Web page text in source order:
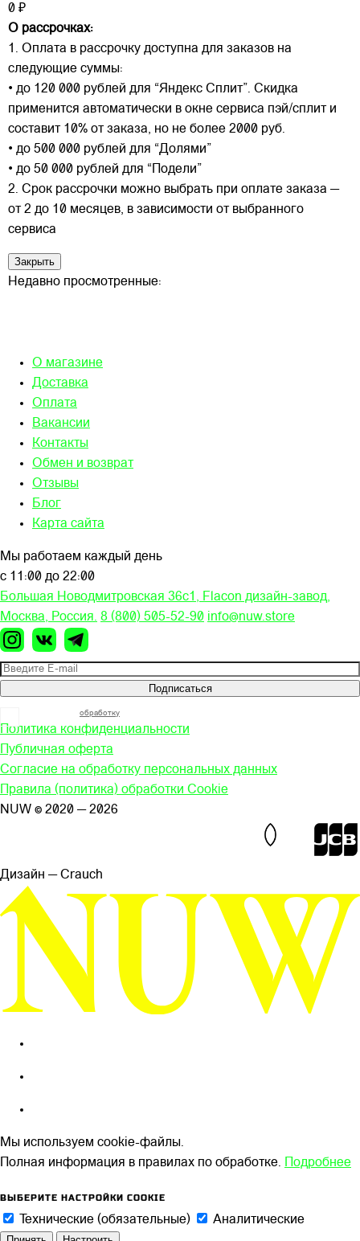
0 ₽
О рассрочках:
1. Оплата в рассрочку доступна для заказов на
следующие суммы:
• до 120 000 рублей для “Яндекс Сплит”. Скидка
применится автоматически в окне сервиса пэй/сплит и
составит 10% от заказа, но не более 2000 руб.
• до 500 000 рублей для “Долями”
• до 50 000 рублей для “Подели”
2. Срок рассрочки можно выбрать при оплате заказа —
от 2 до 10 месяцев, в зависимости от выбранного
сервиса
Закрыть
Недавно просмотренные:
О магазине
Доставка
Оплата
Вакансии
Контакты
Обмен и возврат
Отзывы
Блог
Карта сайта
Мы работаем каждый день
с 11:00 до 22:00
Большая Новодмитровская 36c1, Flacon дизайн-завод,
Москва, Россия. 8 (800) 505-52-90 info@nuw.store
Подписаться
обработку
Политика конфиденциальности
Публичная оферта
Согласие на обработку персональных данных
Правила (политика) обработки Cookie
NUW © 2020 — 2026
Дизайн — Сrauch
Мы используем cookie-файлы.
Полная информация в правилах по обработке.
Подробнее
ВЫБЕРИТЕ НАСТРОЙКИ COOKIE
Технические (обязательные) Аналитические